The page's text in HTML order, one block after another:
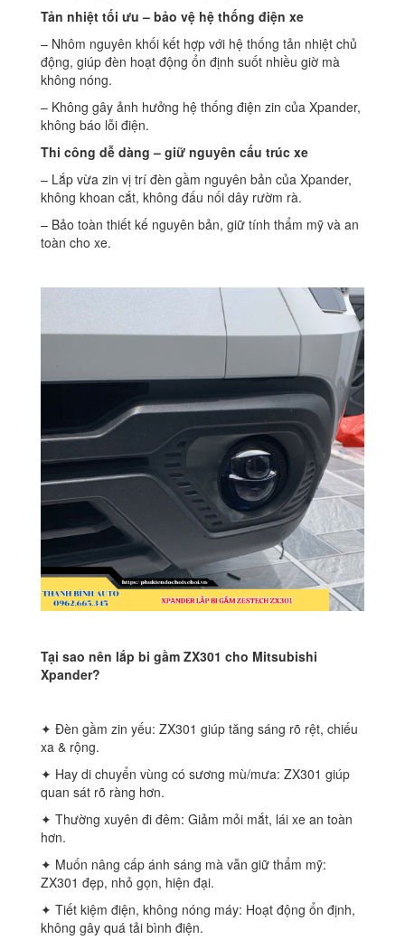
Tản nhiệt tối ưu – bảo vệ hệ thống điện xe
– Nhôm nguyên khối kết hợp với hệ thống tản nhiệt chủ
động, giúp đèn hoạt động ổn định suốt nhiều giờ mà
không nóng.
– Không gây ảnh hưởng hệ thống điện zin của Xpander,
không báo lỗi điện.
Thi công dễ dàng – giữ nguyên cấu trúc xe
– Lắp vừa zin vị trí đèn gầm nguyên bản của Xpander,
không khoan cắt, không đấu nối dây rườm rà.
– Bảo toàn thiết kế nguyên bản, giữ tính thẩm mỹ và an
toàn cho xe.
Tại sao nên lắp bi gầm ZX301 cho Mitsubishi
Xpander?
✦ Đèn gầm zin yếu: ZX301 giúp tăng sáng rõ rệt, chiếu
xa & rộng.
✦ Hay di chuyển vùng có sương mù/mưa: ZX301 giúp
quan sát rõ ràng hơn.
✦ Thường xuyên đi đêm: Giảm mỏi mắt, lái xe an toàn
hơn.
✦ Muốn nâng cấp ánh sáng mà vẫn giữ thẩm mỹ:
ZX301 đẹp, nhỏ gọn, hiện đại.
✦ Tiết kiệm điện, không nóng máy: Hoạt động ổn định,
không gây quá tải bình điện.